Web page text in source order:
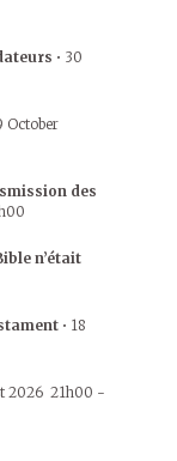
• 30
October
des
n’était
• 18
2026 21h00 -